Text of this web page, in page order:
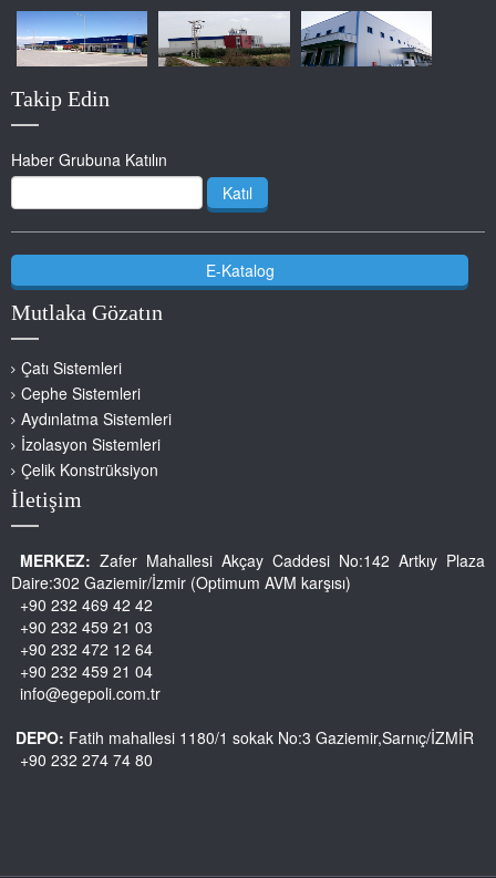
Takip Edin
Haber Grubuna Katılın
Katıl
E-Katalog
Mutlaka Gözatın
Çatı Sistemleri
Cephe Sistemleri
Aydınlatma Sistemleri
İzolasyon Sistemleri
Çelik Konstrüksiyon
İletişim
MERKEZ: Zafer Mahallesi Akçay Caddesi No:142 Artkıy Plaza
Daire:302 Gaziemir/İzmir (Optimum AVM karşısı)
+90 232 469 42 42
+90 232 459 21 03
+90 232 472 12 64
+90 232 459 21 04
info@egepoli.com.tr
DEPO: Fatih mahallesi 1180/1 sokak No:3 Gaziemir,Sarnıç/İZMİR
+90 232 274 74 80